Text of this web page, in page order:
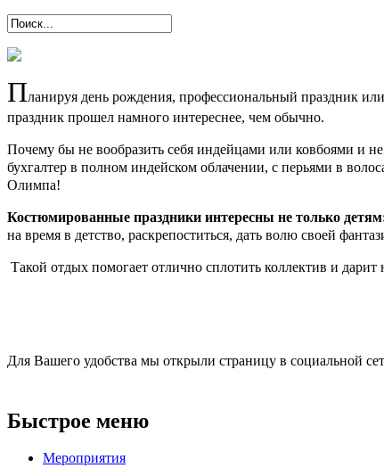
Планируя день рождения, профессиональный праздник
праздник прошел намного интереснее, чем обычно.
Почему бы не вообразить себя индейцами или ковбоями и не
бухгалтер в полном индейском облачении, с перьями в
Олимпа!
Костюмированные праздники интересны не только
на время в детство, раскрепоститься, дать волю своей
Такой отдых помогает отлично сплотить коллектив и
Для Вашего удобства мы открыли страницу в социальной
Быстрое меню
Мероприятия